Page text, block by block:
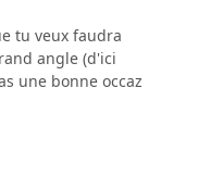
tu veux faudra
angle (d'ici
une bonne occaz